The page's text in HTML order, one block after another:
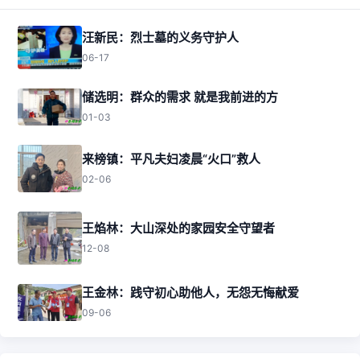
汪新民：烈士墓的义务守护人
06-17
储选明：群众的需求 就是我前进的方
01-03
来榜镇：平凡夫妇凌晨“火口”救人
02-06
王焰林：大山深处的家园安全守望者
12-08
王金林：践守初心助他人，无怨无悔献爱
09-06